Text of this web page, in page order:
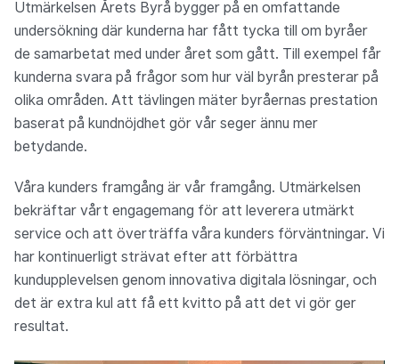
Utmärkelsen Årets Byrå bygger på en omfattande
undersökning där kunderna har fått tycka till om byråer
de samarbetat med under året som gått. Till exempel får
kunderna svara på frågor som hur väl byrån presterar på
olika områden. Att tävlingen mäter byråernas prestation
baserat på kundnöjdhet gör vår seger ännu mer
betydande.
Våra kunders framgång är vår framgång. Utmärkelsen
bekräftar vårt engagemang för att leverera utmärkt
service och att överträffa våra kunders förväntningar. Vi
har kontinuerligt strävat efter att förbättra
kundupplevelsen genom innovativa digitala lösningar, och
det är extra kul att få ett kvitto på att det vi gör ger
resultat.